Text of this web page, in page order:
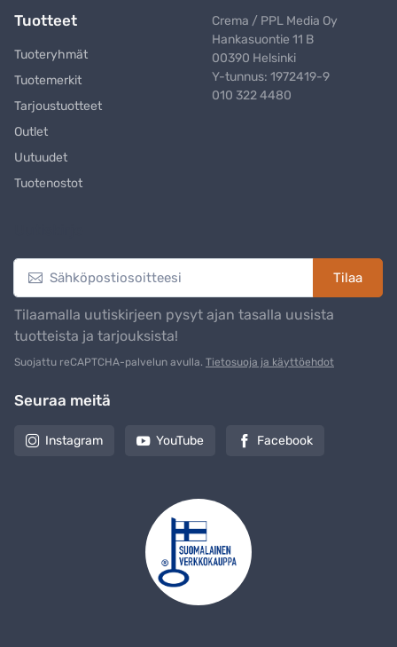
Tuotteet
Tuoteryhmät
Tuotemerkit
Tarjoustuotteet
Outlet
Uutuudet
Tuotenostot
Crema / PPL Media Oy
Hankasuontie 11 B
00390 Helsinki
Y-tunnus: 1972419-9
010 322 4480
Tilaa
Tilaamalla uutiskirjeen pysyt ajan tasalla uusista
tuotteista ja tarjouksista!
Suojattu reCAPTCHA-palvelun avulla. Tietosuoja ja käyttöehdot
Seuraa meitä
Instagram YouTube Facebook